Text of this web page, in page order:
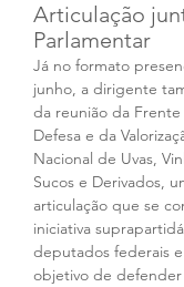
Articulação
Parlamentar
Já no formato
junho, a dirigente
da reunião da
Defesa e da
Nacional de Uvas,
Sucos e Derivados,
articulação que se
iniciativa
deputados federais
objetivo de